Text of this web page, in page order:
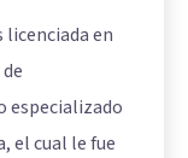
licenciada en
especializado
el cual le fue